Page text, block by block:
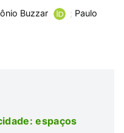
Buzzar ; Paulo
espaços